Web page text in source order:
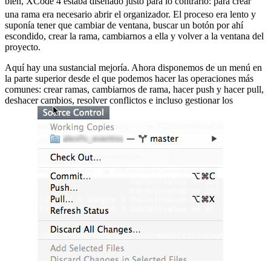
una rama era necesario abrir el organizador. El proceso era lento y
suponía tener que cambiar de ventana, buscar un botón por ahí
escondido, crear la rama, cambiarnos a ella y volver a la ventana del
proyecto.
Aquí hay una sustancial mejoría. Ahora disponemos de un menú en
la parte superior desde el que podemos hacer las operaciones más
comunes: crear ramas, cambiarnos de rama, hacer push y hacer pull,
deshacer cambios, resolver conflictos e incluso gestionar los